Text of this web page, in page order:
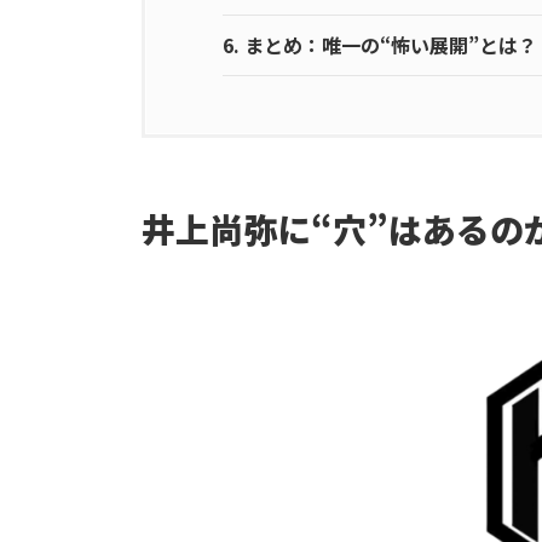
6. まとめ：唯一の“怖い展開”とは？
井上尚弥に“穴”はあるの